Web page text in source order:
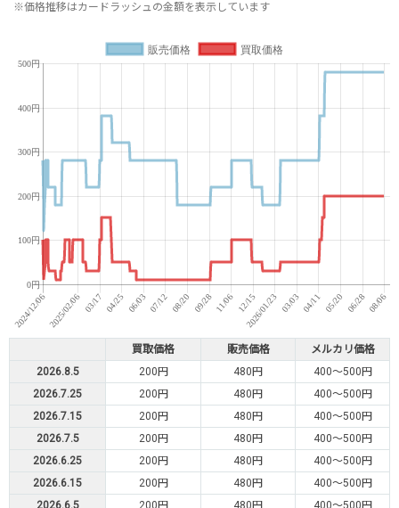
※価格推移はカードラッシュの金額を表示しています
買取価格 販売価格
メルカリ価格
2026.8.5
200円 480円
400～500円
2026.7.25
200円 480円
400～500円
2026.7.15
200円 480円
400～500円
2026.7.5
200円 480円
400～500円
2026.6.25
200円 480円
400～500円
2026.6.15
200円 480円
400～500円